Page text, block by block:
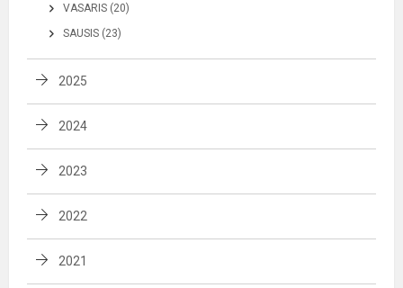
VASARIS (20)
SAUSIS (23)
2025
2024
2023
2022
2021